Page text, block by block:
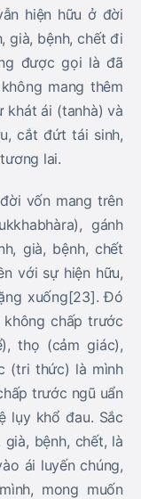
hiện hữu ở đời
già, bệnh, chết đi
được gọi là đã
mang thêm
khát ái (tanhà) và
cắt đứt tái sinh,
lai.
vốn mang trên
gánh
già, bệnh, chết
với sự hiện hữu,
xuống[23]. Đó
chấp trước
thọ (cảm giác),
(tri thức) là mình
trước ngũ uẩn
lụy khổ đau. Sắc
bệnh, chết, là
ái luyến chúng,
mong muốn